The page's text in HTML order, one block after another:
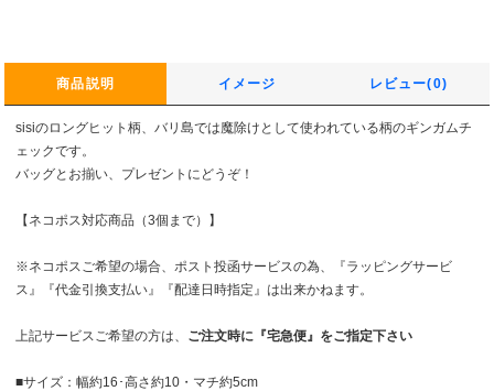
商品説明 イメージ レビュー(0)
sisiのロングヒット柄、バリ島では魔除けとして使われている柄のギンガムチ
ェックです。
バッグとお揃い、プレゼントにどうぞ！
【ネコポス対応商品（3個まで）】
※ネコポスご希望の場合、ポスト投函サービスの為、『ラッピングサービ
ス』『代金引換支払い』『配達日時指定』は出来かねます。
上記サービスご希望の方は、 ご注文時に『宅急便』をご指定下さい
■サイズ：幅約16･高さ約10・マチ約5cm